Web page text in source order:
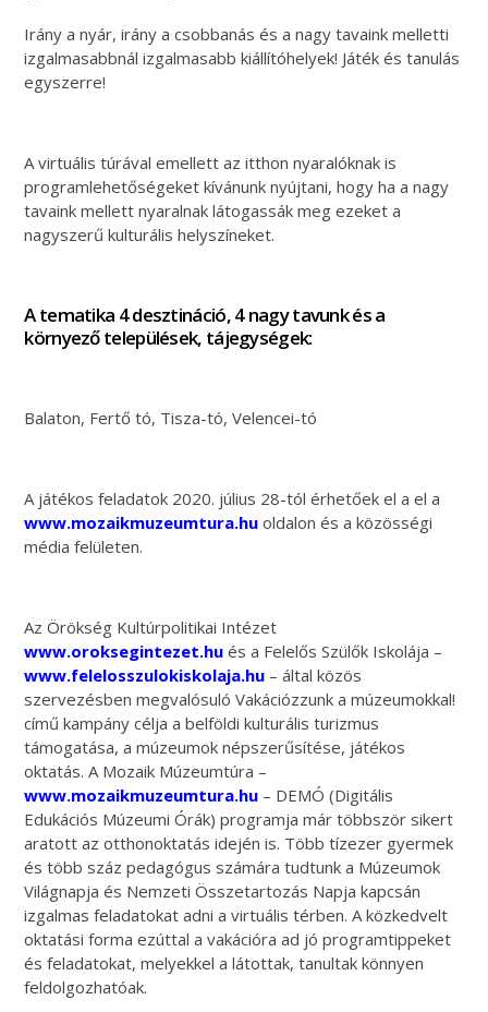
Irány a nyár, irány a csobbanás és a nagy tavaink melletti
izgalmasabbnál izgalmasabb kiállítóhelyek! Játék és tanulás
egyszerre!
A virtuális túrával emellett az itthon nyaralóknak is
programlehetőségeket kívánunk nyújtani, hogy ha a nagy
tavaink mellett nyaralnak látogassák meg ezeket a
nagyszerű kulturális helyszíneket.
A tematika 4 desztináció, 4 nagy tavunk és a
környező települések, tájegységek:
Balaton, Fertő tó, Tisza-tó, Velencei-tó
A játékos feladatok 2020. július 28-tól érhetőek el a el a
www.mozaikmuzeumtura.hu oldalon és a közösségi
média felületen.
Az Örökség Kultúrpolitikai Intézet
www.oroksegintezet.hu és a Felelős Szülők Iskolája –
www.felelosszulokiskolaja.hu – által közös
szervezésben megvalósuló Vakációzzunk a múzeumokkal!
című kampány célja a belföldi kulturális turizmus
támogatása, a múzeumok népszerűsítése, játékos
oktatás. A Mozaik Múzeumtúra –
www.mozaikmuzeumtura.hu – DEMÓ (Digitális
Edukációs Múzeumi Órák) programja már többször sikert
aratott az otthonoktatás idején is. Több tízezer gyermek
és több száz pedagógus számára tudtunk a Múzeumok
Világnapja és Nemzeti Összetartozás Napja kapcsán
izgalmas feladatokat adni a virtuális térben. A közkedvelt
oktatási forma ezúttal a vakációra ad jó programtippeket
és feladatokat, melyekkel a látottak, tanultak könnyen
feldolgozhatóak.